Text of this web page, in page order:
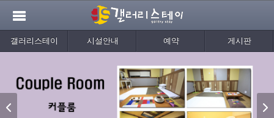
갤러리스테이 시설안내 예약 게시판